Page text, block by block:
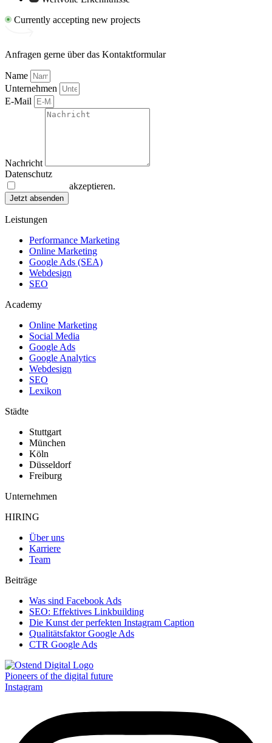
Currently accepting new projects
Anfragen gerne über das Kontaktformular
Name
Unternehmen
E-Mail
Nachricht
Datenschutz
akzeptieren.
Jetzt absenden
Leistungen
Performance Marketing
Online Marketing
Google Ads (SEA)
Webdesign
SEO
Academy
Online Marketing
Social Media
Google Ads
Google Analytics
Webdesign
SEO
Lexikon
Städte
Stuttgart
München
Köln
Düsseldorf
Freiburg
Unternehmen
HIRING
Über uns
Karriere
Team
Beiträge
Was sind Facebook Ads
SEO: Effektives Linkbuilding
Die Kunst der perfekten Instagram Caption
Qualitätsfaktor Google Ads
CTR Google Ads
Pioneers of the digital future
Instagram